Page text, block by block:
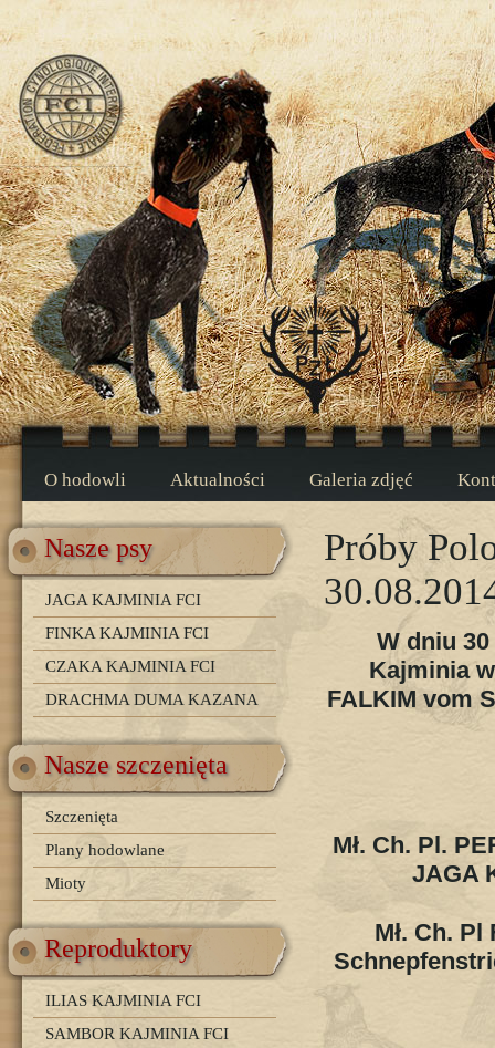
O hodowli Aktualności Galeria zdjęć
Nasze psy
JAGA KAJMINIA FCI
FINKA KAJMINIA FCI
CZAKA KAJMINIA FCI
DRACHMA DUMA KAZANA
Nasze szczenięta
Szczenięta
Plany hodowlane
Mioty
Reproduktory
ILIAS KAJMINIA FCI
SAMBOR KAJMINIA FCI
Próby
W dniu
Kajminia
FALKIM vom
Mł. Ch. Pl.
JAGA
Mł. Ch.